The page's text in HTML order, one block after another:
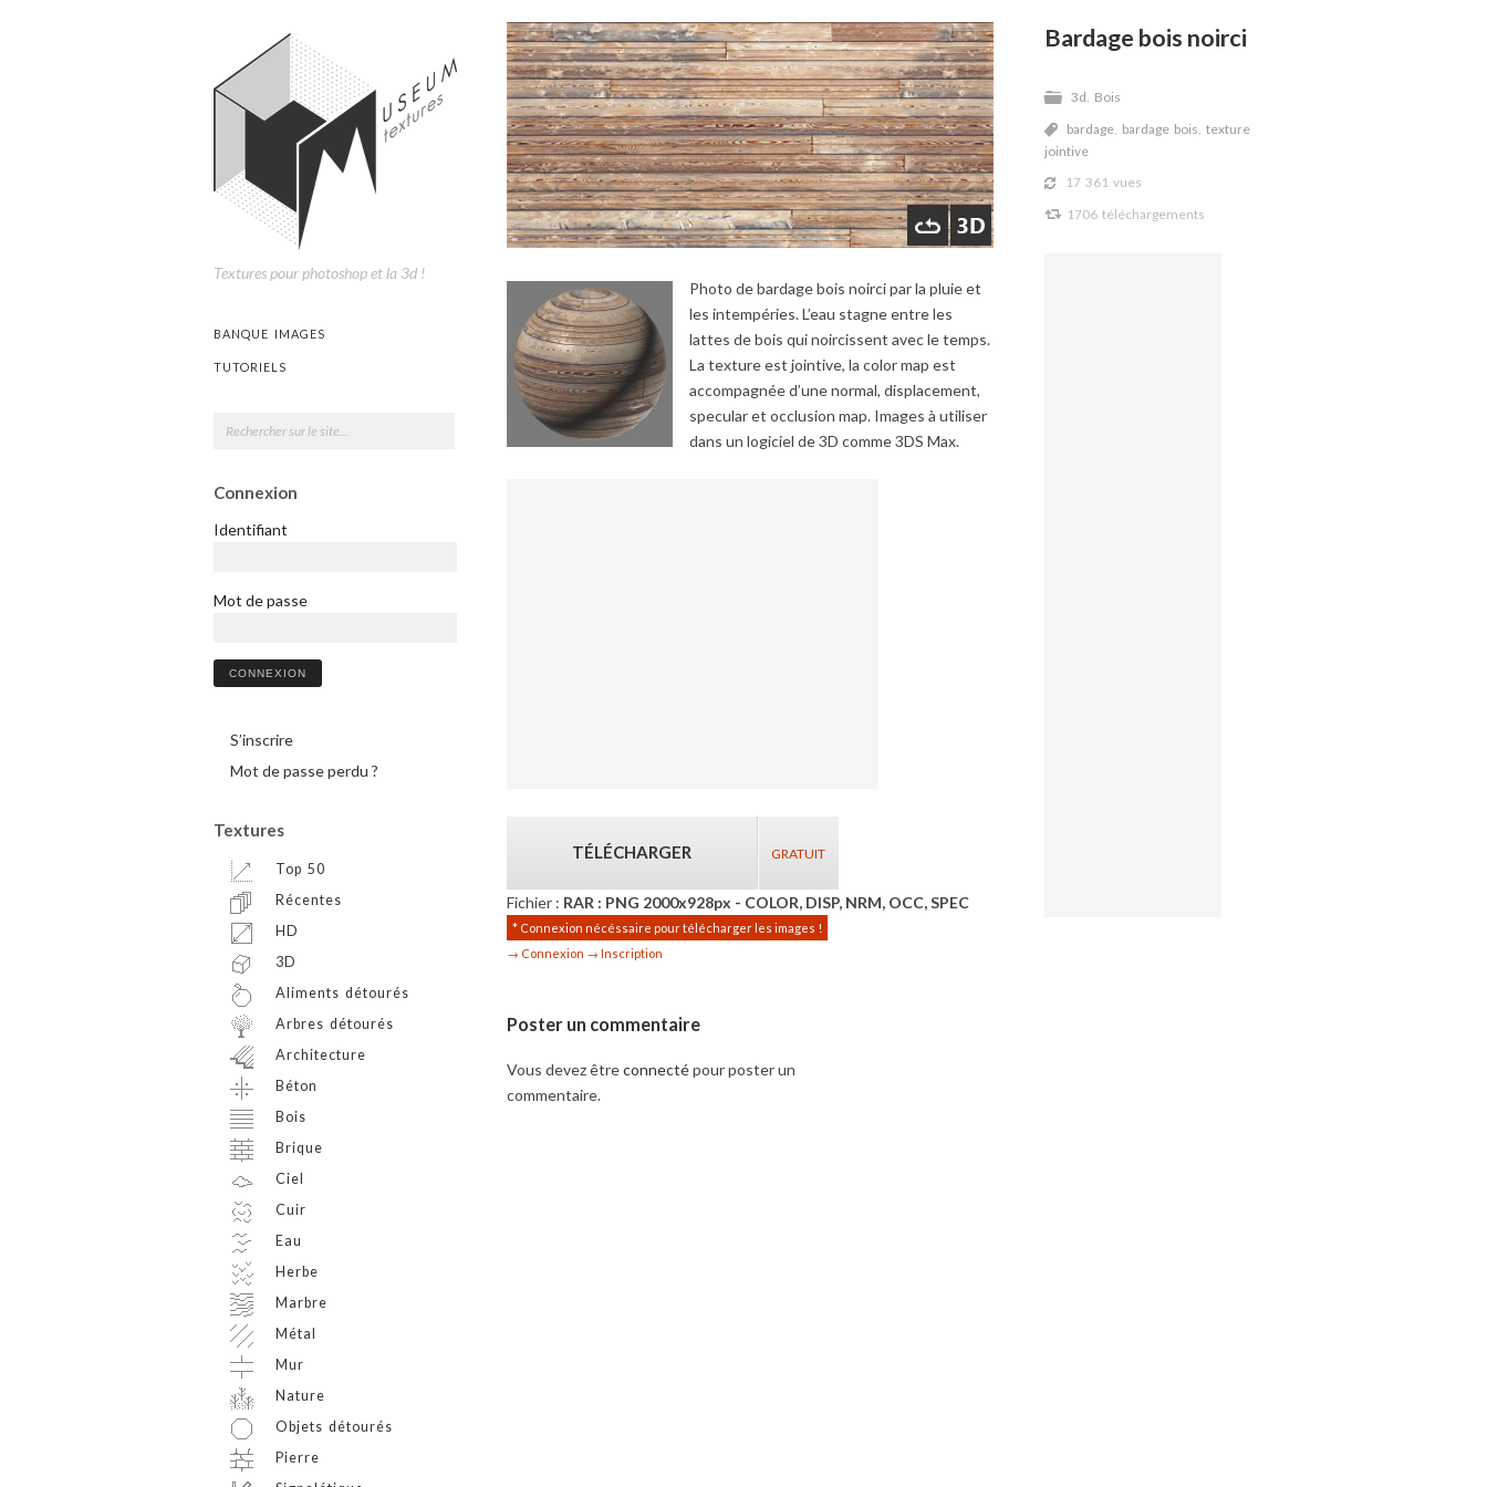
Textures pour photoshop et la 3d !
BANQUE IMAGES
TUTORIELS
Connexion
Identifiant
Mot de passe
S’inscrire
Mot de passe perdu ?
Textures
Top 50
Récentes
HD
3D
Aliments détourés
Arbres détourés
Architecture
Béton
Bois
Brique
Ciel
Cuir
Eau
Herbe
Marbre
Métal
Mur
Nature
Objets détourés
Pierre
Bardage bois noirci
F 3d, Bois
,
bardage, bardage bois texture
jointive
V
17 361 vues
J 1706 téléchargements
Photo de bardage bois noirci par la pluie et
les intempéries. L’eau stagne entre les
lattes de bois qui noircissent avec le temps.
La texture est jointive, la color map est
accompagnée d’une normal, displacement,
specular et occlusion map. Images à utiliser
dans un logiciel de 3D comme 3DS Max.
TÉLÉCHARGER GRATUIT
Fichier : RAR : PNG 2000x928px - COLOR, DISP, NRM, OCC, SPEC
* Connexion nécéssaire pour télécharger les images !
→ Connexion → Inscription
Poster un commentaire
Vous devez êtreconnectépour poster un
commentaire.